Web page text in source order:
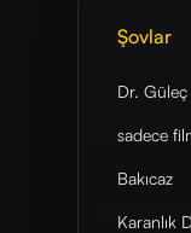
Şovlar
Dr.
sadece
Bakıcaz
Karanlık